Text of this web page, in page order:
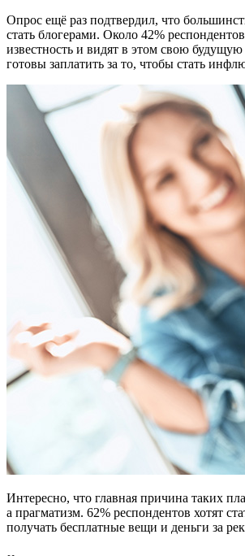
Опрос ещё раз подтвердил, что
стать блогерами. Около 42%
известность и видят в этом свою будущую
готовы заплатить за то, чтобы стать
Интересно, что главная причина таких
а прагматизм. 62% респондентов хотят
получать бесплатные вещи и деньги за